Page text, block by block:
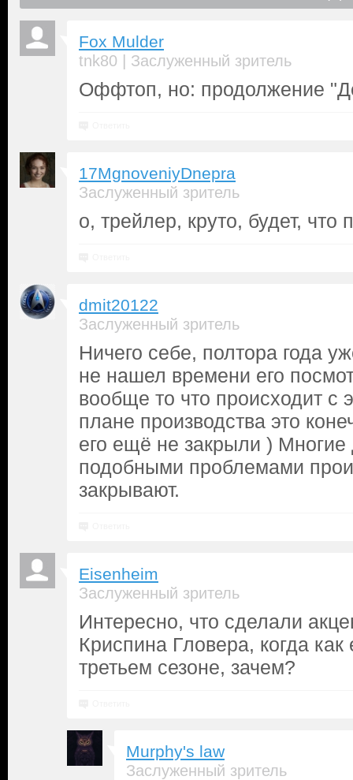
Fox Mulder
tnk80 | Заслуженный зритель
Оффтоп, но: продолжение
17MgnoveniyDnepra
Заслуженный зритель
о, трейлер, круто, будет, что
dmit20122
Заслуженный зритель
Ничего себе, полтора года
не нашел времени его
вообще то что происходит с
плане производства это
его ещё не закрыли ) Многие
подобными проблемами
закрывают.
Eisenheim
Заслуженный зритель
Интересно, что сделали
Криспина Гловера, когда как
третьем сезоне, зачем?
Murphy's law
Заслуженный зритель